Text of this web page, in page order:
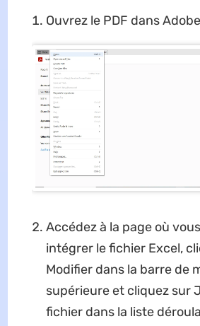
Ouvrez le PDF dans
Accédez à la page où
intégrer le fichier Excel,
Modifier dans la barre de
supérieure et cliquez sur
fichier dans la liste